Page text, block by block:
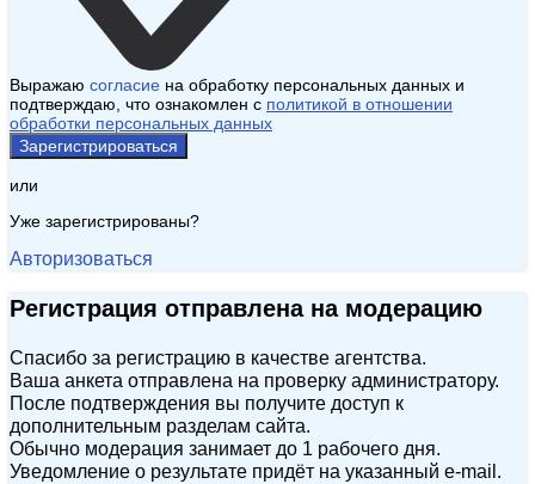
Выражаю согласие на обработку персональных данных и
подтверждаю, что ознакомлен с политикой в отношении
обработки персональных данных
Зарегистрироваться
или
Уже зарегистрированы?
Авторизоваться
Регистрация отправлена на модерацию
Спасибо за регистрацию в качестве агентства.
Ваша анкета отправлена на проверку администратору.
После подтверждения вы получите доступ к
дополнительным разделам сайта.
Обычно модерация занимает до 1 рабочего дня.
Уведомление о результате придёт на указанный e‑mail.